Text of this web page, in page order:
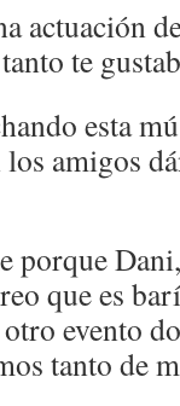
actuación
te
esta
amigos
porque
que es
evento
tanto de